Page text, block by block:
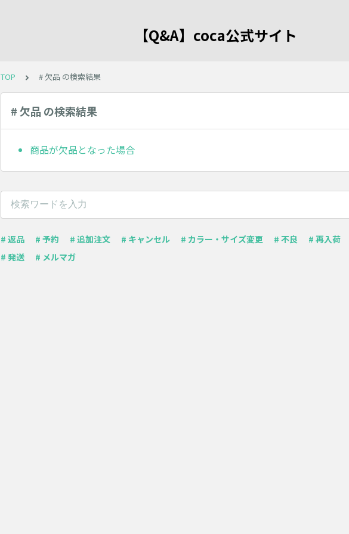
【Q&A】coca公式サイト
TOP # 欠品 の検索結果
# 欠品 の検索結果
商品が欠品となった場合
# 返品 # 予約 # 追加注文 # キャンセル # カラー・サイズ変更 # 不良 # 再入荷
# 発送
# メルマガ